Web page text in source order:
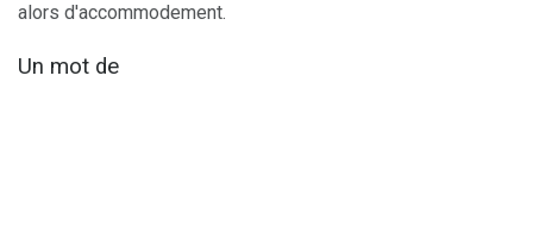
alors d'accommodement.
Un mot de